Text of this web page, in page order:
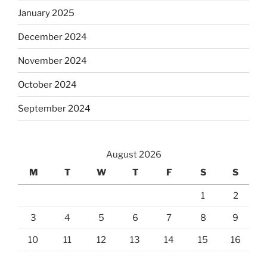
January 2025
December 2024
November 2024
October 2024
September 2024
August 2026
M
T W T F S S
1 2
3 4 5 6 7 8 9
10 11 12 13 14 15 16